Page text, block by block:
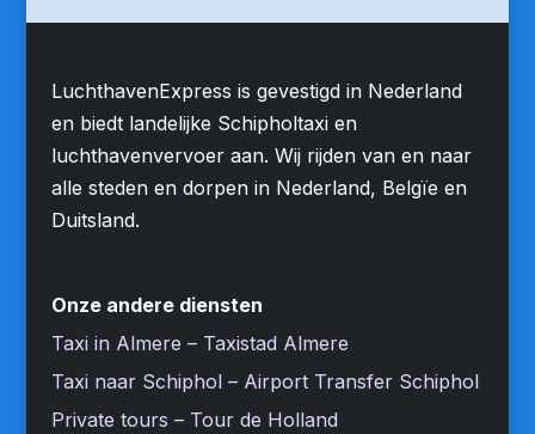
LuchthavenExpress is gevestigd in Nederland
en biedt landelijke Schipholtaxi en
luchthavenvervoer aan. Wij rijden van en naar
alle steden en dorpen in Nederland, Belgïe en
Duitsland.
Onze andere diensten
Taxi in Almere – Taxistad Almere
Taxi naar Schiphol – Airport Transfer Schiphol
Private tours – Tour de Holland